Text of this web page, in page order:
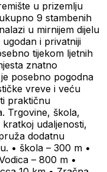
u prizemlju
9 stambenih
u mirnijem dijelu
i privatniji
tijekom ljetnih
znatno
posebno pogodna
vreve i veću
praktičnu
Trgovine, škola,
udaljenosti,
dodatnu
• škola – 300 m •
– 800 m •